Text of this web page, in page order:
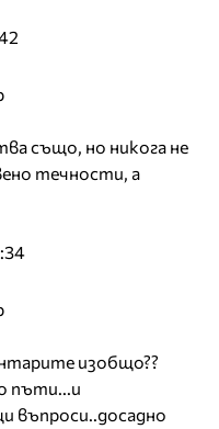
също, но никога не
течности, а
изобщо??
пъти...и
въпроси..досадно